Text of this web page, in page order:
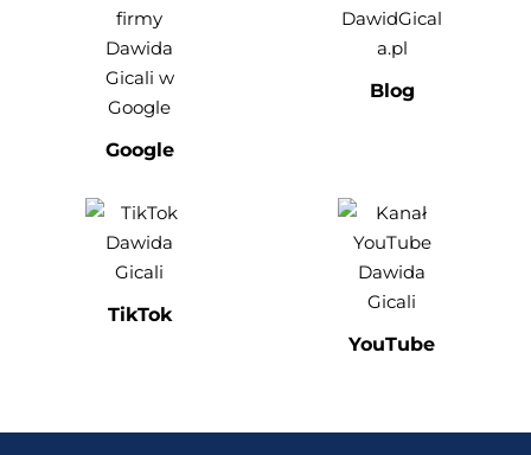
Google
Blog
TikTok
YouTube